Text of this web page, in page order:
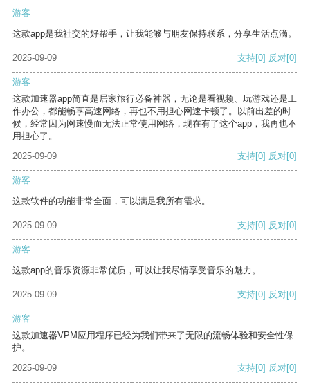
游客
这款app是我社交的好帮手，让我能够与朋友保持联系，分享生活点滴。
2025-09-09 支持[0] 反对[0]
游客
这款加速器app简直是居家旅行必备神器，无论是看视频、玩游戏还是工
作办公，都能畅享高速网络，再也不用担心网速卡顿了。以前出差的时
候，经常因为网速慢而无法正常使用网络，现在有了这个app，我再也不
用担心了。
2025-09-09
支持[0] 反对[0]
游客
这款软件的功能非常全面，可以满足我所有需求。
2025-09-09 支持[0] 反对[0]
游客
这款app的音乐资源非常优质，可以让我尽情享受音乐的魅力。
2025-09-09 支持[0] 反对[0]
游客
这款加速器VPM应用程序已经为我们带来了无限的流畅体验和安全性保
护。
2025-09-09
支持[0] 反对[0]